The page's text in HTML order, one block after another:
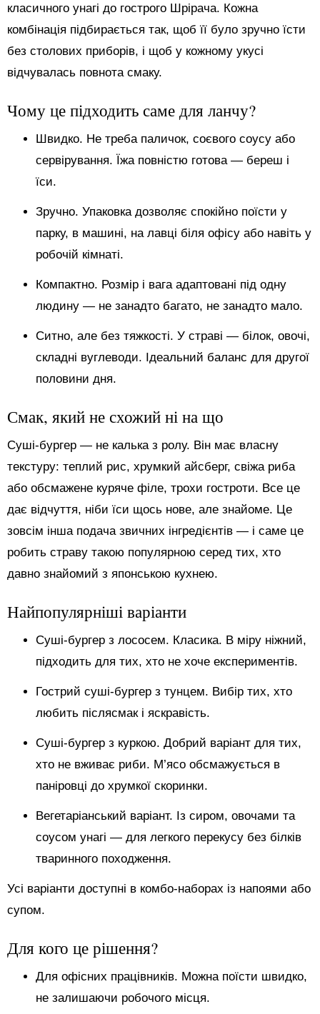
класичного унагі до гострого Шрірача. Кожна
комбінація підбирається так, щоб її було зручно їсти
без столових приборів, і щоб у кожному укусі
відчувалась повнота смаку.
Чому це підходить саме для ланчу?
Швидко. Не треба паличок, соєвого соусу або
сервірування. Їжа повністю готова — береш і
їси.
Зручно. Упаковка дозволяє спокійно поїсти у
парку, в машині, на лавці біля офісу або навіть у
робочій кімнаті.
Компактно. Розмір і вага адаптовані під одну
людину — не занадто багато, не занадто мало.
Ситно, але без тяжкості. У страві — білок, овочі,
складні вуглеводи. Ідеальний баланс для другої
половини дня.
Смак, який не схожий ні на що
Суші-бургер — не калька з ролу. Він має власну
текстуру: теплий рис, хрумкий айсберг, свіжа риба
або обсмажене куряче філе, трохи гостроти. Все це
дає відчуття, ніби їси щось нове, але знайоме. Це
зовсім інша подача звичних інгредієнтів — і саме це
робить страву такою популярною серед тих, хто
давно знайомий з японською кухнею.
Найпопулярніші варіанти
Суші-бургер з лососем. Класика. В міру ніжний,
підходить для тих, хто не хоче експериментів.
Гострий суші-бургер з тунцем. Вибір тих, хто
любить післясмак і яскравість.
Суші-бургер з куркою. Добрий варіант для тих,
хто не вживає риби. М’ясо обсмажується в
паніровці до хрумкої скоринки.
Вегетаріанський варіант. Із сиром, овочами та
соусом унагі — для легкого перекусу без білків
тваринного походження.
Усі варіанти доступні в комбо-наборах із напоями або
супом.
Для кого це рішення?
Для офісних працівників. Можна поїсти швидко,
не залишаючи робочого місця.